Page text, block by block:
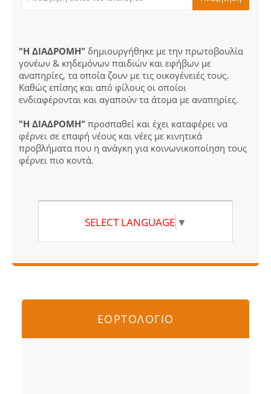
"Η ΔΙΑΔΡΟΜΗ" δημιουργήθηκε με την πρωτοβουλία
γονέων & κηδεμόνων παιδιών και εφήβων με
αναπηρίες, τα οποία ζουν με τις οικογένειές τους.
Καθώς επίσης και από φίλους οι οποίοι
ενδιαφέρονται και αγαπούν τα άτομα με αναπηρίες.
"Η ΔΙΑΔΡΟΜΗ" προσπαθεί και έχει καταφέρει να
φέρνει σε επαφή νέους και νέες με κινητικά
προβλήματα που η ανάγκη για κοινωνικοποίηση τους
φέρνει πιο κοντά.
SELECT LANGUAGE ▼
ΕΟΡΤΟΛΟΓΙΟ